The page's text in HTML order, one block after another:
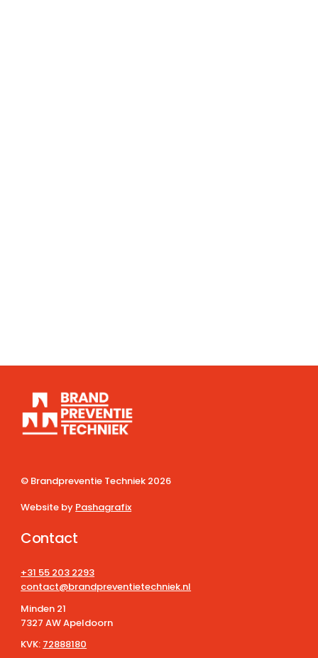
© Brandpreventie Techniek 2026
Website by Pashagrafix
Contact
+31 55 203 2293
contact@brandpreventietechniek.nl
Minden 21
7327 AW Apeldoorn
KVK: 72888180